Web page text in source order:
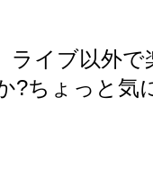
イブ以外で
?ちょっと気